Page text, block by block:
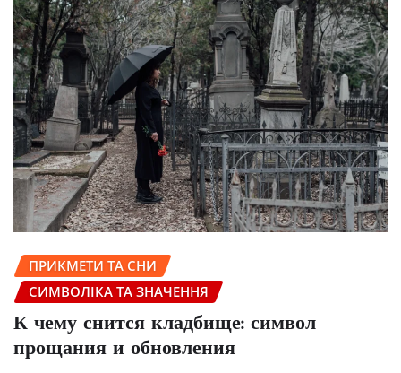
ПРИКМЕТИ ТА СНИ
СИМВОЛІКА ТА ЗНАЧЕННЯ
К чему снится кладбище: символ
прощания и обновления